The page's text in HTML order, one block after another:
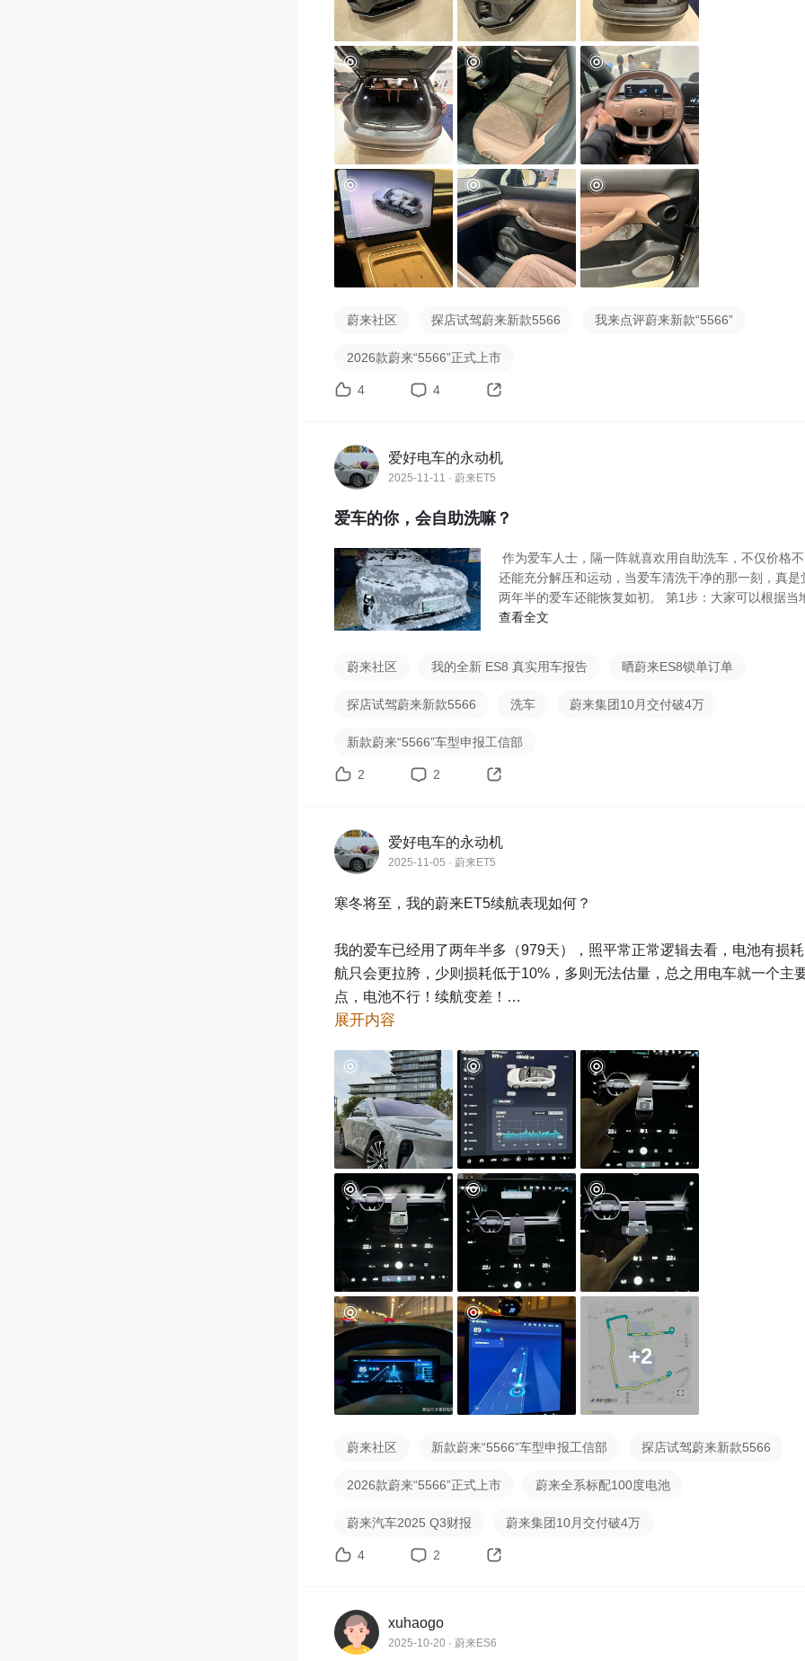
上真的比二代6提升很多。后备箱基本能满足家用的收纳需求！
【价格】
目前这么多配置叠加，智能化配置比如芯片，激光雷达都是三代平台的配置
是价格还比我买的时候便宜很多，作为老车主心里肯定不好受，但是新能源
就这样，不升级产品力很难在竞争中活下去！
【总结】
26款蔚来ES6的外观在除了自然奇镜特别版上有一定的变化，总体变化不大
还是挺耐看的。内饰增加的配置主要在舒适性的配置，后排座椅通风按摩，
驶零重力座椅等。重点是加量不加价，其智能化配置也是和三代平台靠齐，
得和三代6就差一个900v平台了！你们觉得呢？
蔚来社区 探店试驾蔚来新款5566 我来点评蔚来新款“5566”
2026款蔚来“5566”正式上市
4 4
爱好电车的永动机
2025-11-11 · 蔚来ET5
爱车的你，会自助洗嘛？
作为爱车人士，隔一阵就喜欢用自助洗车，不仅价格不
还能充分解压和运动，当爱车清洗干净的那一刻，真是
两年半的爱车还能恢复如初。 第1步：大家可以根据当
查看全文
蔚来社区 我的全新 ES8 真实用车报告 晒蔚来ES8锁单订单
探店试驾蔚来新款5566 洗车 蔚来集团10月交付破4万
新款蔚来“5566”车型申报工信部
2 2
爱好电车的永动机
2025-11-05 · 蔚来ET5
寒冬将至，我的蔚来ET5续航表现如何？
我的爱车已经用了两年半多（979天），照平常正常逻辑去看，电池有损
航只会更拉胯，少则损耗低于10%，多则无法估量，总之用电车就一个主
点，电池不行！续航变差！
池的健康程度，我现在补能全靠换电进行，在现在11月的平均温度17度左
依然还能跑出13-15度/百公里的能耗水平，据此推断75度满电电池是可以跑
430公里左右，但因为换电后的续航只有93%（不满充为了保证电池健康）
以一般是能跑380~400公里左右，根据天气变化，相应能耗会有比较明显的
异，一般就是暴热爆冷的天气，续航会再缩短一些，注意我的电池因为进入
循环，损耗基本忽略不计。
那么爆冷暴热的天气，相应提高续航有啥办法呢？我也是总结出了小的tips
考：
一是对于车机上的空调出风口选择，耗电量比较大的工作元器件就是空调，
们车上一般两人或一人乘车，空调出风口可以减少一点，不必全部打开，双
风口位置就可以关闭，但是至少要保留一个出风口（这是强制），另外就是
出风口的控制，也是能够手动调整，后排没有坐人也是能够自己控制后排出
况的。
二是多用蔚来的辅助驾驶行车，我有两张图，都是比较高比例的智驾的比例
色部分就是使用智驾，比人开起来要省电，因为基本没急加速急减速，开车
展开内容
+2
蔚来社区 新款蔚来“5566”车型申报工信部 探店试驾蔚来新款5566
2026款蔚来“5566”正式上市 蔚来全系标配100度电池
蔚来汽车2025 Q3财报 蔚来集团10月交付破4万
4 2
xuhaogo
2025-10-20 · 蔚来ES6